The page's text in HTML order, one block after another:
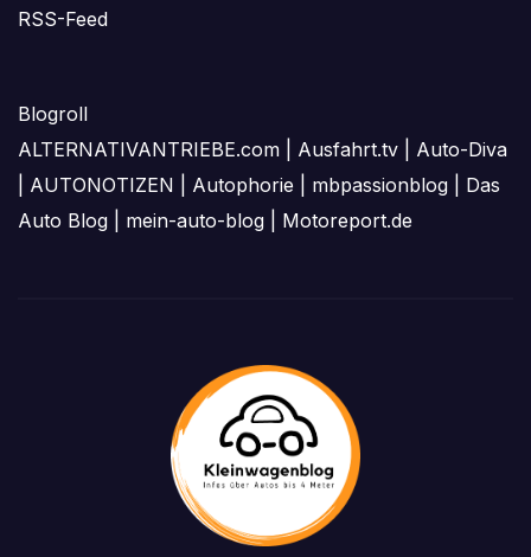
RSS-Feed
Blogroll
ALTERNATIVANTRIEBE.com
Ausfahrt.tv
Auto-Diva
AUTONOTIZEN Autophorie mbpassionblog
Das
Auto Blog
mein-auto-blog Motoreport.de